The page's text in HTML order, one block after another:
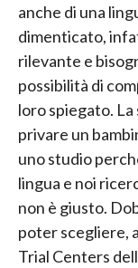
anche di una
dimenticato,
rilevante e
possibilità di
loro spiegato.
privare un
uno studio
lingua e noi
non è giusto.
poter scegliere,
Trial Centers